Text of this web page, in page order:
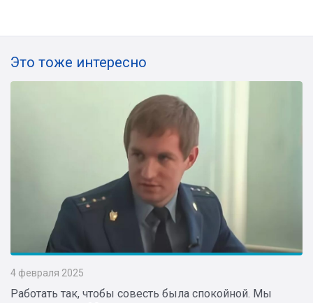
Это тоже интересно
4 февраля 2025
Работать так, чтобы совесть была спокойной. Мы